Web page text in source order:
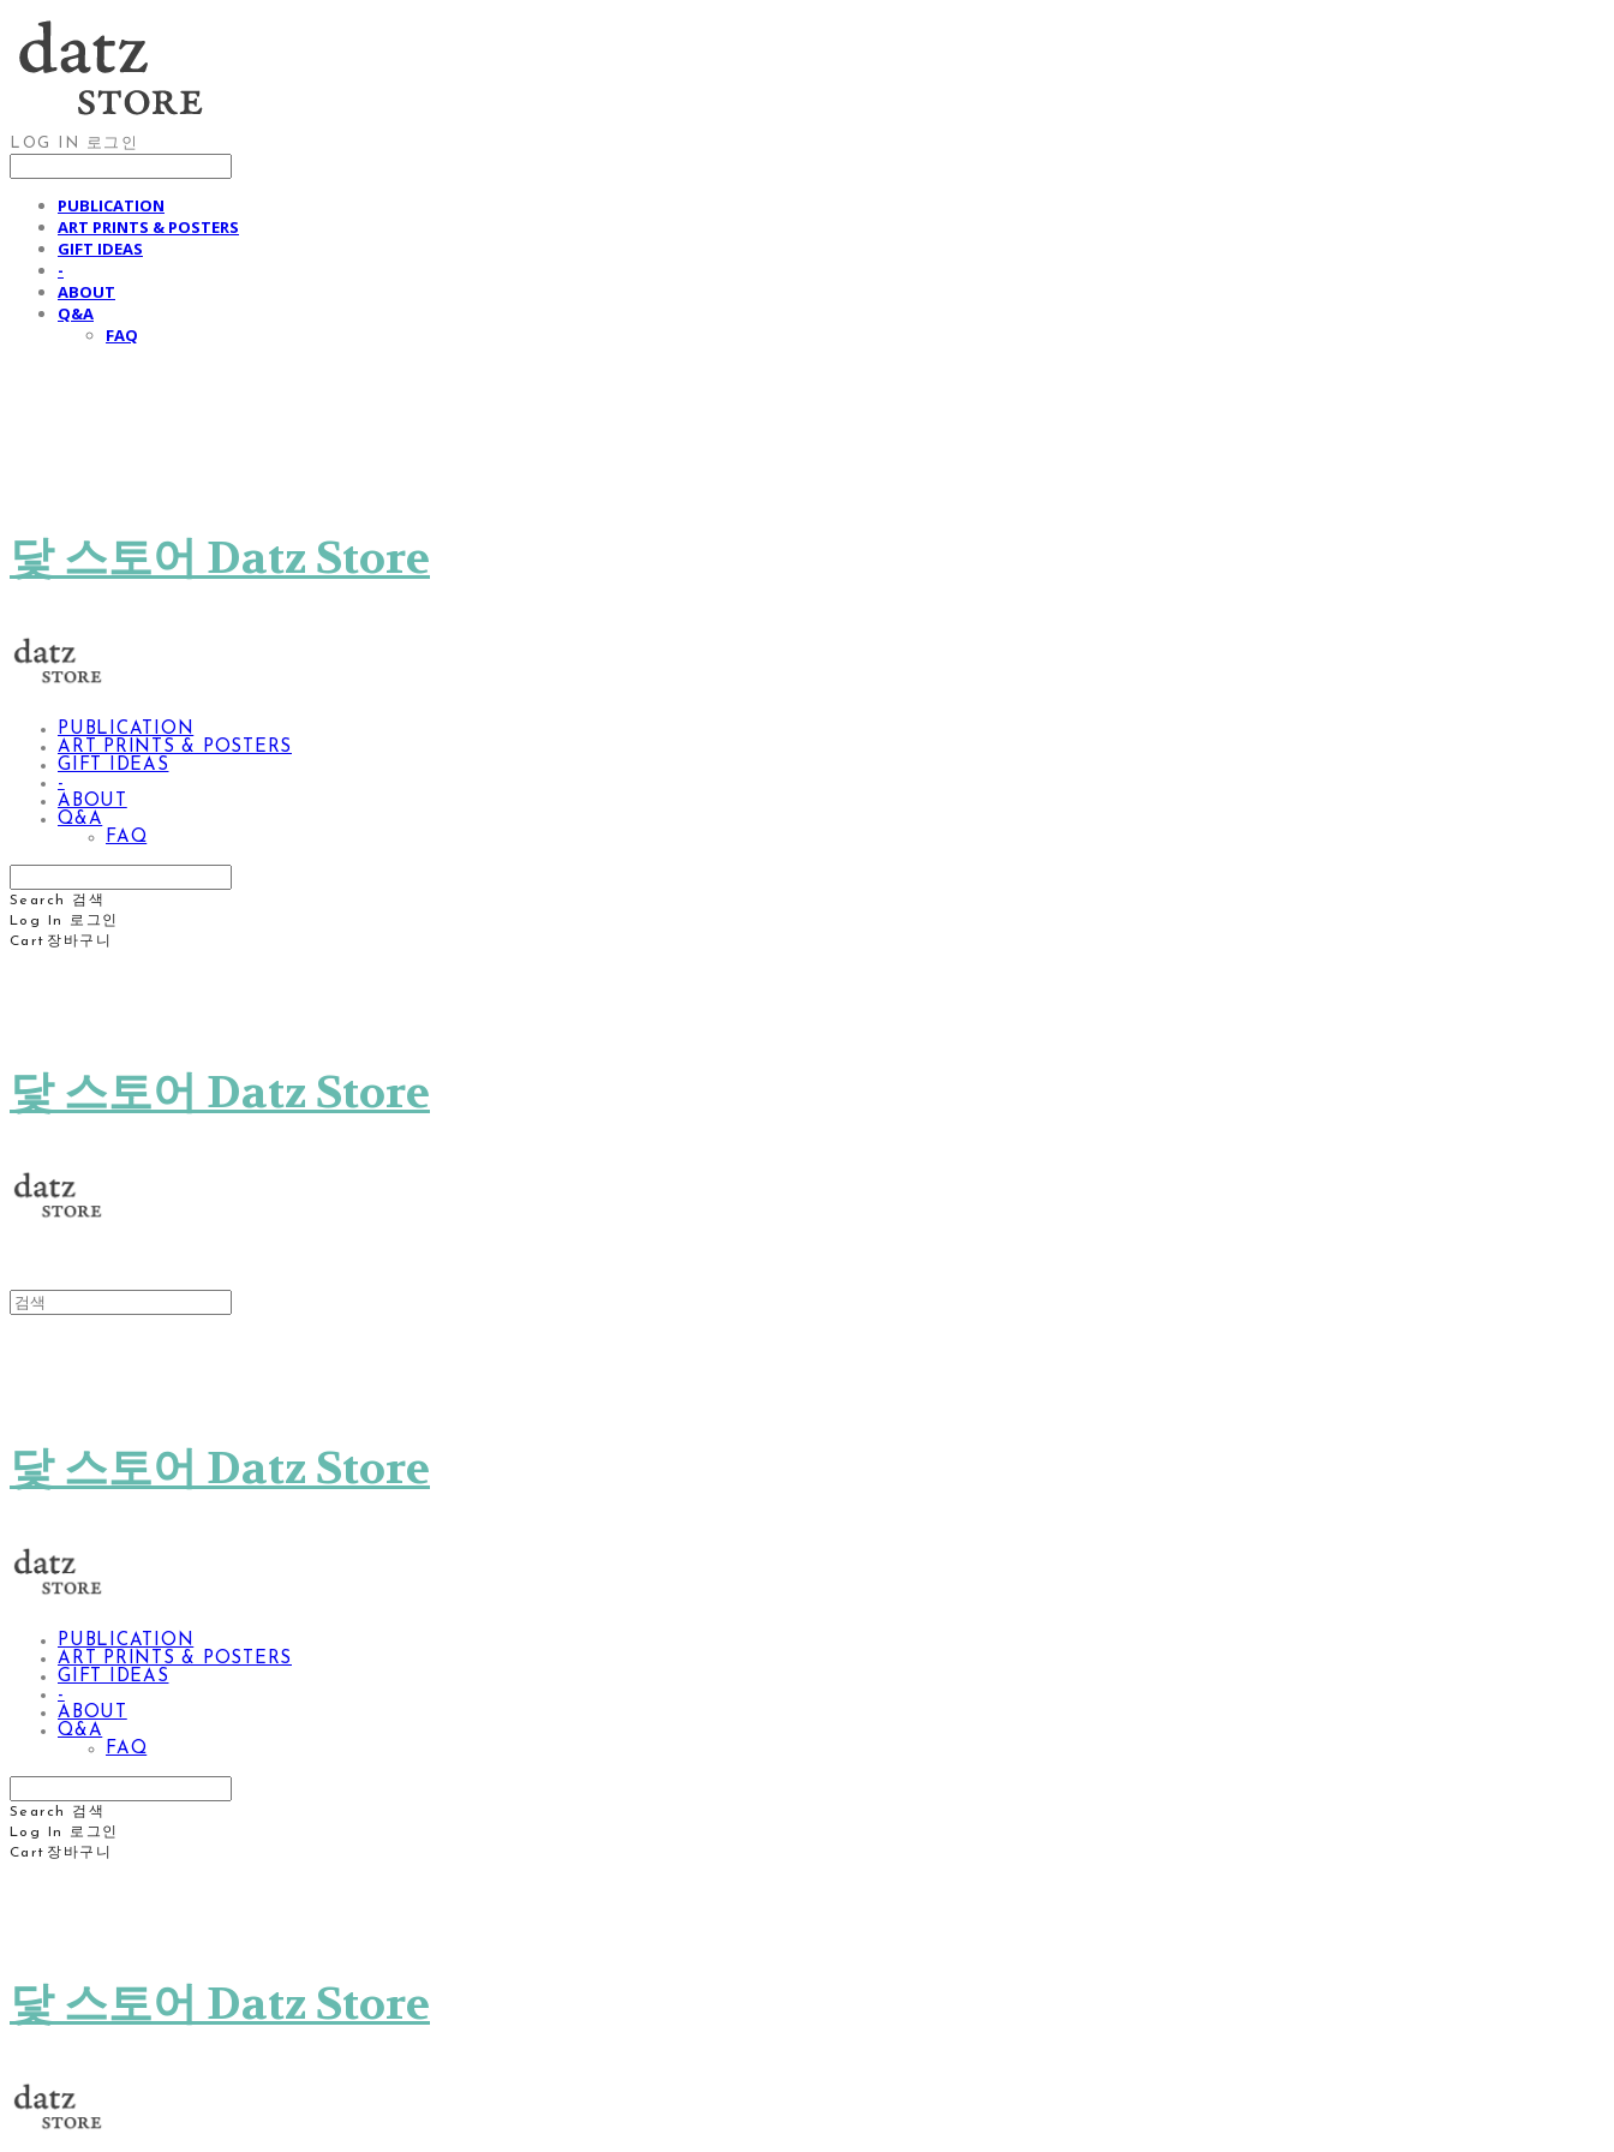
LOG IN 로그인
PUBLICATION
ART PRINTS & POSTERS
GIFT IDEAS
-
ABOUT
Q&A
FAQ
닻 스토어 Datz Store
PUBLICATION
ART PRINTS & POSTERS
GIFT IDEAS
-
ABOUT
Q&A
FAQ
Search
검색
Log In
로그인
Cart 장바구니
닻 스토어 Datz Store
닻 스토어 Datz Store
PUBLICATION
ART PRINTS & POSTERS
GIFT IDEAS
-
ABOUT
Q&A
FAQ
Search
검색
Log In
로그인
Cart 장바구니
닻 스토어 Datz Store